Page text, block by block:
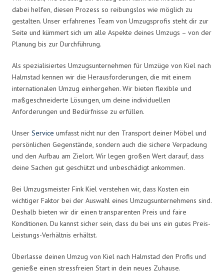
dabei helfen, diesen Prozess so reibungslos wie möglich zu
gestalten. Unser erfahrenes Team von Umzugsprofis steht dir zur
Seite und kümmert sich um alle Aspekte deines Umzugs – von der
Planung bis zur Durchführung.
Als spezialisiertes Umzugsunternehmen für Umzüge von Kiel nach
Halmstad kennen wir die Herausforderungen, die mit einem
internationalen Umzug einhergehen. Wir bieten flexible und
maßgeschneiderte Lösungen, um deine individuellen
Anforderungen und Bedürfnisse zu erfüllen.
Unser Service umfasst nicht nur den Transport deiner Möbel und
persönlichen Gegenstände, sondern auch die sichere Verpackung
und den Aufbau am Zielort. Wir legen großen Wert darauf, dass
deine Sachen gut geschützt und unbeschädigt ankommen.
Bei Umzugsmeister Fink Kiel verstehen wir, dass Kosten ein
wichtiger Faktor bei der Auswahl eines Umzugsunternehmens sind.
Deshalb bieten wir dir einen transparenten Preis und faire
Konditionen. Du kannst sicher sein, dass du bei uns ein gutes Preis-
Leistungs-Verhältnis erhältst.
Überlasse deinen Umzug von Kiel nach Halmstad den Profis und
genieße einen stressfreien Start in dein neues Zuhause.